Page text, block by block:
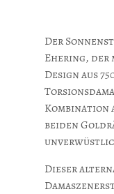
Der
Ehering, der
Design aus
Kombination
beiden
Dieser